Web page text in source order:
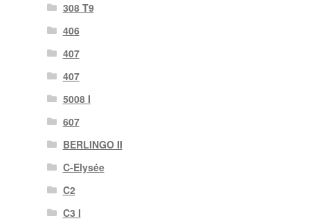
308 T9
406
407
407
5008 I
607
BERLINGO II
C-Elysée
C2
C3 I